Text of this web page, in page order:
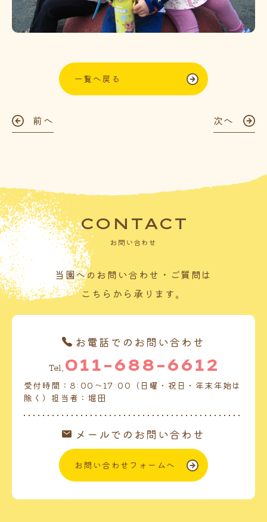
一覧へ戻る
前へ 次へ
CONTACT
お問い合わせ
当園へのお問い合わせ・ご質問は
こちらから承ります。
お電話でのお問い合わせ
Tel. 011-688-6612
受付時間：8:00～17:00（日曜・祝日・年末年始は
除く）担当者：堀田
メールでのお問い合わせ
お問い合わせフォームへ